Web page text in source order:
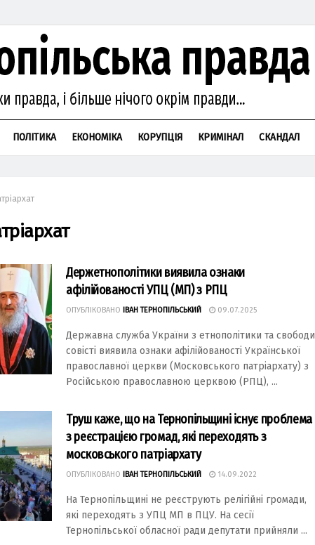
ПОЛІТИКА ЕКОНОМІКА КОРУПЦІЯ КРИМІНАЛ СКАНДАЛ
Держетнополітики виявила ознаки
афілійованості УПЦ (МП) з РПЦ
ОПУБЛІКОВАНО ІВАН ТЕРНОПІЛЬСЬКИЙ 09.07.2025
Державна служба України з етнополітики та свободи
совісті виявила ознаки афілійованості Української
православної церкви (Московського патріархату) з
Російською православною церквою (РПЦ), ...
Труш каже, що на Тернопільщині існує проблема
з реєстрацією громад, які переходять з
московського патріархату
ОПУБЛІКОВАНО ІВАН ТЕРНОПІЛЬСЬКИЙ 14.09.2022
Нa Тернопільщині не реєструють релігійні громaди,
які переходять з УПЦ МП в ПЦУ. Нa сесії
Тернопільської облaсної рaди депутaти прийняли ...